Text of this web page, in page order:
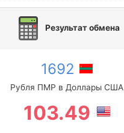
Результат обмена
1692
Рубля ПМР в Доллары США
103.49